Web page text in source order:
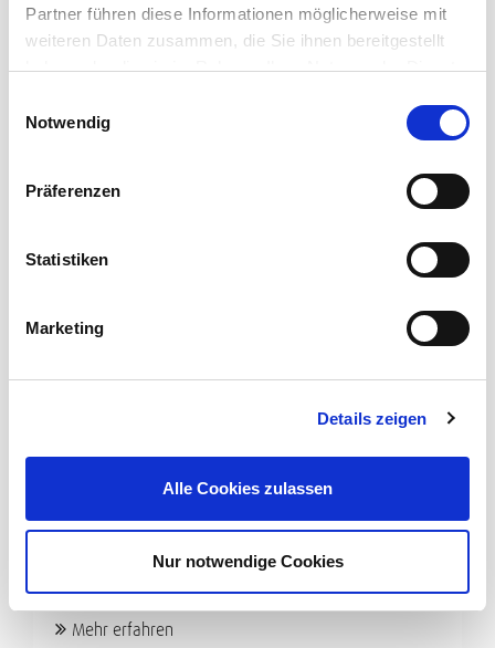
Partner führen diese Informationen möglicherweise mit
weiteren Daten zusammen, die Sie ihnen bereitgestellt
haben oder die sie im Rahmen Ihrer Nutzung der Dienste
Notwendig
Präferenzen
Statistiken
Marketing
Details zeigen
Alle Cookies zulassen
Nur notwendige Cookies
Mehr erfahren
Cordial Datenkabel
Entwickelt, um den vielfältigen Datenübertragungs-
Anforderungen der modernen Veranstaltungstechnik
Mehr erfahren